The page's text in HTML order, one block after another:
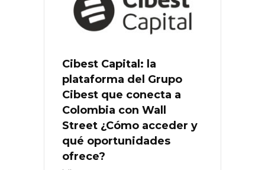
Cibest Capital: la
plataforma del Grupo
Cibest que conecta a
Colombia con Wall
Street ¿Cómo acceder y
qué oportunidades
ofrece?